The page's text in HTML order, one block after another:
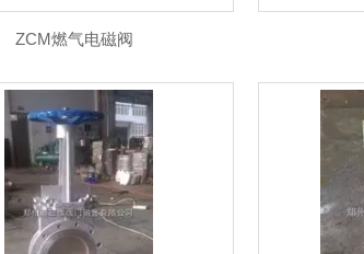
ZCM燃气电磁阀